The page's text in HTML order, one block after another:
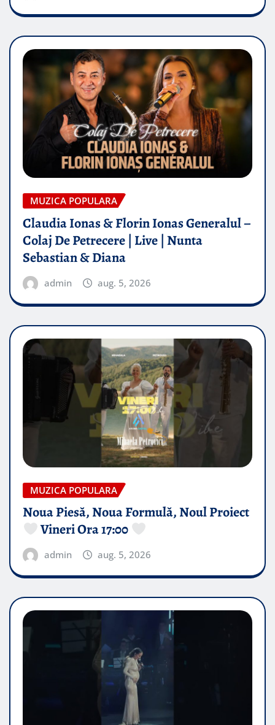
MUZICA POPULARA
Claudia Ionas & Florin Ionas Generalul –
Colaj De Petrecere | Live | Nunta
Sebastian & Diana
admin aug. 5, 2026
MUZICA POPULARA
Noua Piesă, Noua Formulă, Noul Proiect
Vineri Ora 17:00
admin aug. 5, 2026